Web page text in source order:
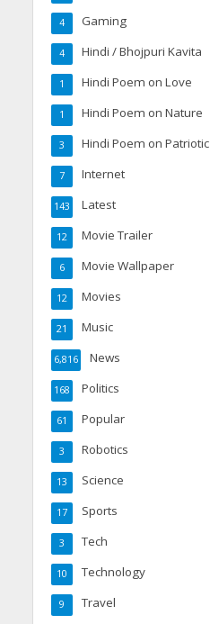
Gaming
4
Hindi / Bhojpuri Kavita
4
Hindi Poem on Love
1
Hindi Poem on Nature
1
Hindi Poem on Patriotic
3
Internet
7
Latest
143
Movie Trailer
12
Movie Wallpaper
6
Movies
12
Music
21
News
6,816
Politics
168
Popular
61
Robotics
3
Science
13
Sports
17
Tech
3
Technology
10
Travel
9